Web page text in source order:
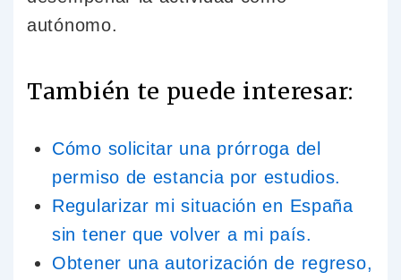
autónomo.
También te puede interesar:
Cómo solicitar una prórroga del
permiso de estancia por estudios.
Regularizar mi situación en España
sin tener que volver a mi país.
Obtener una autorización de regreso,